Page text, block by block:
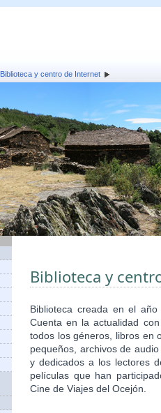
Biblioteca y centro de Internet
Biblioteca y
Biblioteca creada en el
Cuenta en la actualidad
todos los géneros, libros en
pequeños, archivos de
y dedicados a los lectores
películas que han
Cine de Viajes del Ocejón.